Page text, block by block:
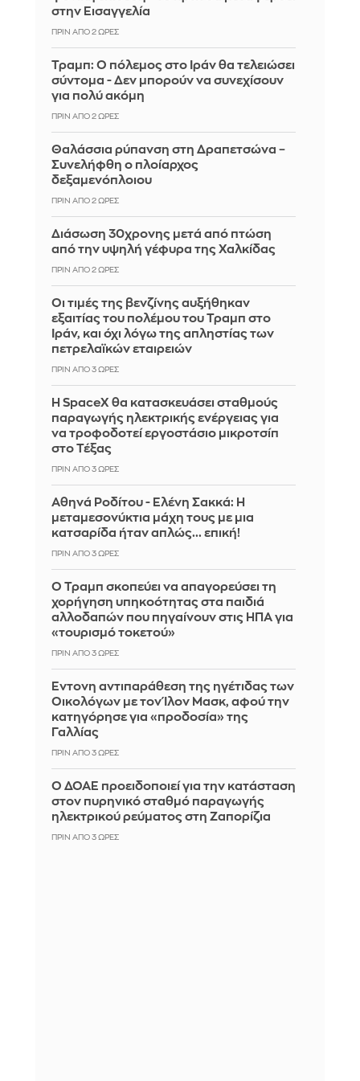
στην Εισαγγελία
ΠΡΙΝ ΑΠΌ 2 ΏΡΕΣ
Τραμπ: Ο πόλεμος στο Ιράν θα τελειώσει
σύντομα - Δεν μπορούν να συνεχίσουν
για πολύ ακόμη
ΠΡΙΝ ΑΠΌ 2 ΏΡΕΣ
Θαλάσσια ρύπανση στη Δραπετσώνα –
Συνελήφθη ο πλοίαρχος
δεξαμενόπλοιου
ΠΡΙΝ ΑΠΌ 2 ΏΡΕΣ
Διάσωση 30χρονης μετά από πτώση
από την υψηλή γέφυρα της Χαλκίδας
ΠΡΙΝ ΑΠΌ 2 ΏΡΕΣ
Οι τιμές της βενζίνης αυξήθηκαν
εξαιτίας του πολέμου του Τραμπ στο
Ιράν, και όχι λόγω της απληστίας των
πετρελαϊκών εταιρειών
ΠΡΙΝ ΑΠΌ 3 ΏΡΕΣ
Η SpaceX θα κατασκευάσει σταθμούς
παραγωγής ηλεκτρικής ενέργειας για
να τροφοδοτεί εργοστάσιο μικροτσίπ
στο Τέξας
ΠΡΙΝ ΑΠΌ 3 ΏΡΕΣ
Αθηνά Ροδίτου - Ελένη Σακκά: Η
μεταμεσονύκτια μάχη τους με μια
κατσαρίδα ήταν απλώς... επική!
ΠΡΙΝ ΑΠΌ 3 ΏΡΕΣ
Ο Τραμπ σκοπεύει να απαγορεύσει τη
χορήγηση υπηκοότητας στα παιδιά
αλλοδαπών που πηγαίνουν στις ΗΠΑ για
«τουρισμό τοκετού»
ΠΡΙΝ ΑΠΌ 3 ΏΡΕΣ
Έντονη αντιπαράθεση της ηγέτιδας των
Οικολόγων με τον Ίλον Μασκ, αφού την
κατηγόρησε για «προδοσία» της
Γαλλίας
ΠΡΙΝ ΑΠΌ 3 ΏΡΕΣ
Ο ΔΟΑΕ προειδοποιεί για την κατάσταση
στον πυρηνικό σταθμό παραγωγής
ηλεκτρικού ρεύματος στη Ζαπορίζια
ΠΡΙΝ ΑΠΌ 3 ΏΡΕΣ